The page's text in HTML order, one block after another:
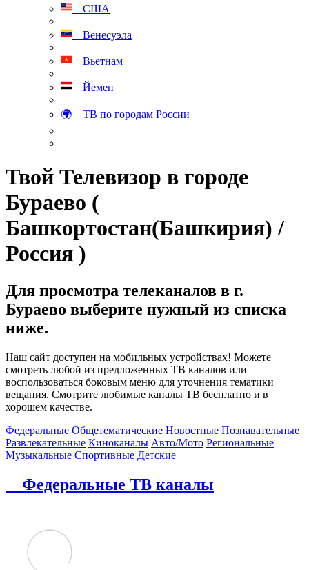
США
Венесуэла
Вьетнам
Йемен
🌍 ТВ по городам России
Твой Телевизор в городе
Бураево (
Башкортостан(Башкирия) /
Россия )
Для просмотра телеканалов в г.
Бураево выберите нужный из списка
ниже.
Наш сайт доступен на мобильных устройствах! Можете
смотреть любой из предложенных ТВ каналов или
воспользоваться боковым меню для уточнения тематики
вещания. Смотрите любимые каналы ТВ бесплатно и в
хорошем качестве.
Федеральные Общетематические Новостные Познавательные
Развлекательные Киноканалы Авто/Мото Региональные
Музыкальные Спортивные Детские
Федеральные ТВ каналы